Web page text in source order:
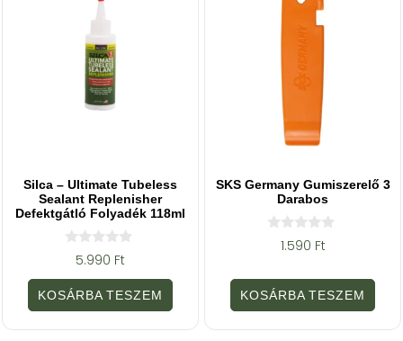
Silca – Ultimate Tubeless
Sealant Replenisher
Defektgátló Folyadék 118ml
z
5
ő
5.990 Ft
KOSÁRBA TESZEM
SKS Germany Gumiszerelő 3
Darabos
5
-
b
ő
l
1.590 Ft
KOSÁRBA TESZEM